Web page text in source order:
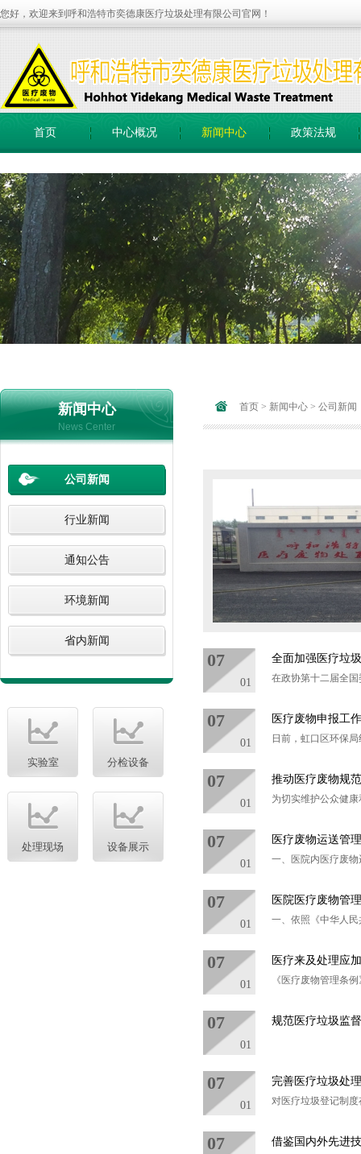
您好，欢迎来到呼和浩特市奕德康医疗垃圾处理有限公司官网！
首页 中心概况 新闻中心 政策法规
新闻中心
News Center
公司新闻
行业新闻
通知公告
环境新闻
省内新闻
实验室 分检设备
处理现场 设备展示
首页 > 新闻中心 > 公司新闻
07
01
全面加强医疗垃
在政协第十二届全
07
01
医疗废物申报工
日前，虹口区环保
07
01
推动医疗废物规
为切实维护公众健
07
01
医疗废物运送管
一、医院内医疗废
07
01
医院医疗废物管
一、依照《中华人
07
01
医疗来及处理应
《医疗废物管理条
07
01
规范医疗垃圾监
07
01
完善医疗垃圾处
对医疗垃圾登记制
07 借鉴国内外先进